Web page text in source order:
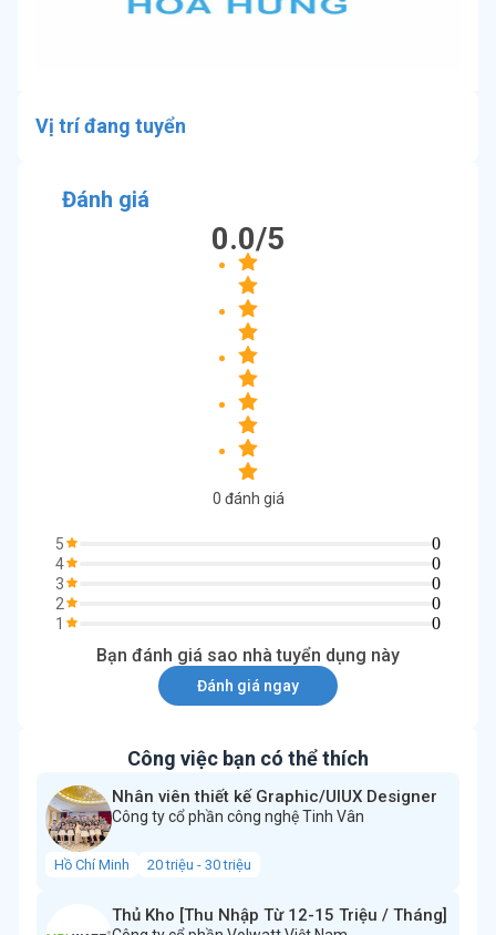
Vị trí đang tuyển
Đánh giá
5 0
4 0
3 0
2 0
1 0
0.0/5
0 đánh giá
Bạn đánh giá sao nhà tuyển dụng này
Đánh giá ngay
Công việc bạn có thể thích
Nhân viên thiết kế Graphic/UIUX Designer
Công ty cổ phần công nghệ Tinh Vân
Hồ Chí Minh 20 triệu - 30 triệu
Thủ Kho [Thu Nhập Từ 12-15 Triệu / Tháng]